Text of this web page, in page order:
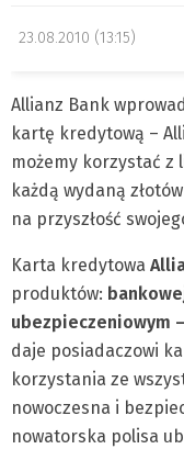
23.08.2010 (13:15)
Allianz Bank
kartę kredytową –
możemy korzystać z
każdą wydaną
na przyszłość
Karta kredytowa
produktów:
ubezpieczeniowym
daje posiadaczowi
korzystania ze
nowoczesna i
nowatorska polisa